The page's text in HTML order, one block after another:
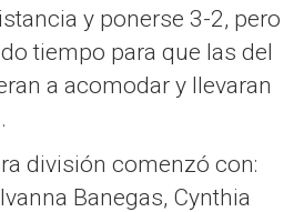
y ponerse 3-2, pero
tiempo para que las del
a acomodar y llevaran
división comenzó con:
Banegas, Cynthia